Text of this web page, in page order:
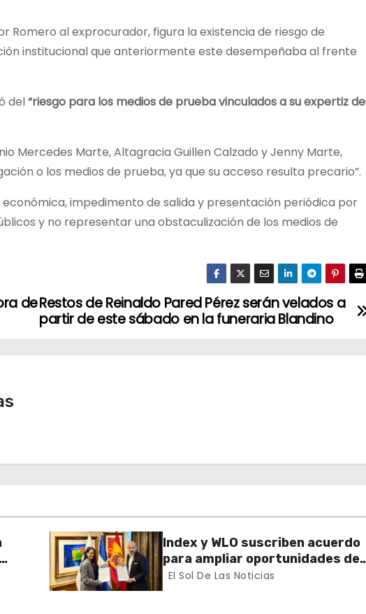
Romero al exprocurador, figura la existencia de riesgo de
institucional que anteriormente este desempeñaba al frente
del“riesgo para los medios de prueba vinculados a su expertiz de
Mercedes Marte, Altagracia Guillen Calzado y Jenny Marte,
o los medios de prueba, ya que su acceso resulta precario”.
impedimento de salida y presentación periódica por
y no representar una obstaculización de los medios de
Restos de Reinaldo Pared Pérez serán velados a
partir de este sábado en la funeraria Blandino
de
Index y WLO suscriben acuerdo
para ampliar oportunidades de
formación de dominicanos en el
El Sol De Las Noticias